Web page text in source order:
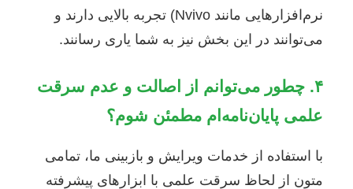
نرم‌افزارهایی مانند Nvivo) تجربه بالایی دارند و
می‌توانند در این بخش نیز به شما یاری رسانند.
۴. چطور می‌توانم از اصالت و عدم سرقت
علمی پایان‌نامه‌ام مطمئن شوم؟
با استفاده از خدمات ویرایش و بازبینی ما، تمامی
متون از لحاظ سرقت علمی با ابزارهای پیشرفته